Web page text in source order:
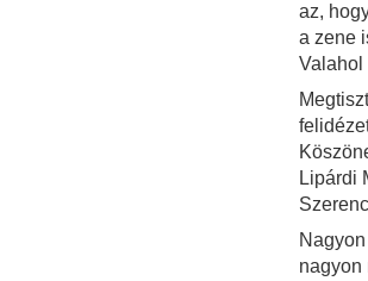
az,
a zene
Valahol
Lipárdi
nagyon